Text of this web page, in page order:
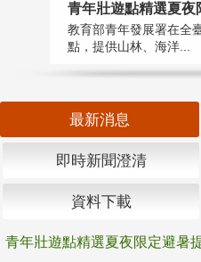
青年壯遊點精選夏夜
教育部青年發展署在全
點，提供山林、海洋...
最新消息
即時新聞澄清
資料下載